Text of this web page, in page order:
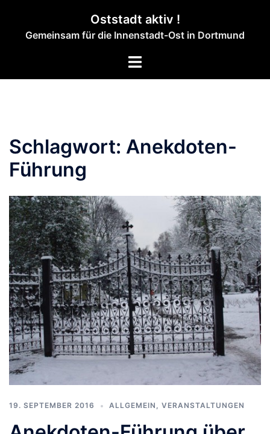
springen
Oststadt aktiv !
Gemeinsam für die Innenstadt-Ost in Dortmund
Menü
Schlagwort: Anekdoten-
Führung
19. SEPTEMBER 2016 ALLGEMEIN , VERANSTALTUNGEN